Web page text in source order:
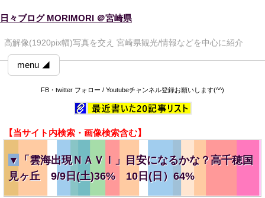
日々ブログ MORIMORI ＠宮崎県
高解像(1920pix幅)写真を交え 宮崎県観光/情報などを中心に紹介
menu ◢
FB・twitter フォロー / Youtubeチャンネル登録お願いします(^^)
【当サイト内検索・画像検索含む】
▼
「雲海出現ＮＡＶＩ」目安になるかな？高千穂国
見ヶ丘 9/9日(土)36% 10日(日）64%